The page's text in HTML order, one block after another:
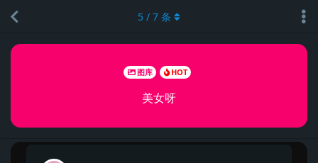
图库 HOT
美女呀
5 / 7 条